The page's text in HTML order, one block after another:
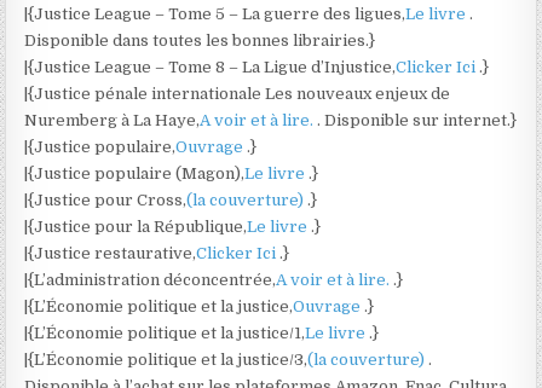
|{Justice League – Tome 5 – La guerre des ligues,Le livre.
Disponible dans toutes les bonnes librairies.}
|{Justice League – Tome 8 – La Ligue d’Injustice,Clicker Ici.}
|{Justice pénale internationale Les nouveaux enjeux de
Nuremberg à La Haye,A voir et à lire.. Disponible sur internet.}
|{Justice populaire,Ouvrage.}
|{Justice populaire (Magon),Le livre.}
|{Justice pour Cross,(la couverture).}
|{Justice pour la République,Le livre.}
|{Justice restaurative,Clicker Ici.}
|{L’administration déconcentrée,A voir et à lire..}
|{L’Économie politique et la justice,Ouvrage.}
|{L’Économie politique et la justice/1,Le livre.}
|{L’Économie politique et la justice/3,(la couverture).